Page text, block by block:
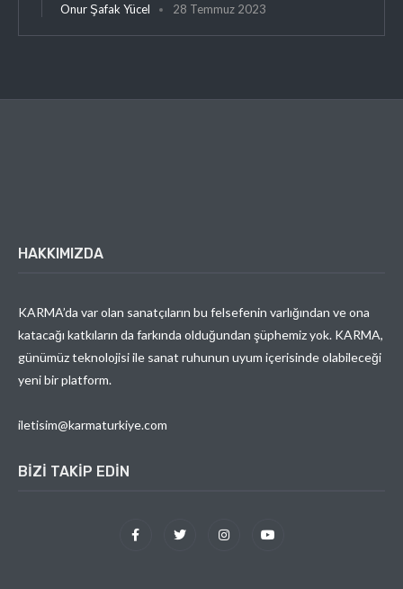
Onur Şafak Yücel 28 Temmuz 2023
HAKKIMIZDA
KARMA’da var olan sanatçıların bu felsefenin varlığından ve ona
katacağı katkıların da farkında olduğundan şüphemiz yok. KARMA,
günümüz teknolojisi ile sanat ruhunun uyum içerisinde olabileceği
yeni bir platform.
iletisim@karmaturkiye.com
BIZI TAKIP EDIN